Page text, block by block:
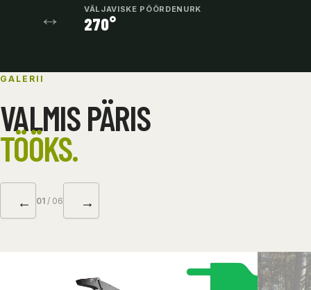
↔ VÄLJAVISKE PÖÖRDENURK
270°
GALERII
VALMIS PÄRIS
TÖÖKS.
← 01 / 06 →